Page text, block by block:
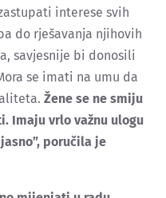
interese svih
do rješavanja njihovih
savjesnije bi donosili
se imati na umu da
Žene se ne smiju
Imaju vrlo važnu ulogu
poručila je